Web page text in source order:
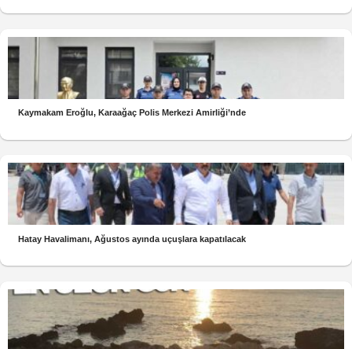
Kaymakam Eroğlu, Karaağaç Polis Merkezi Amirliği’nde
Hatay Havalimanı, Ağustos ayında uçuşlara kapatılacak